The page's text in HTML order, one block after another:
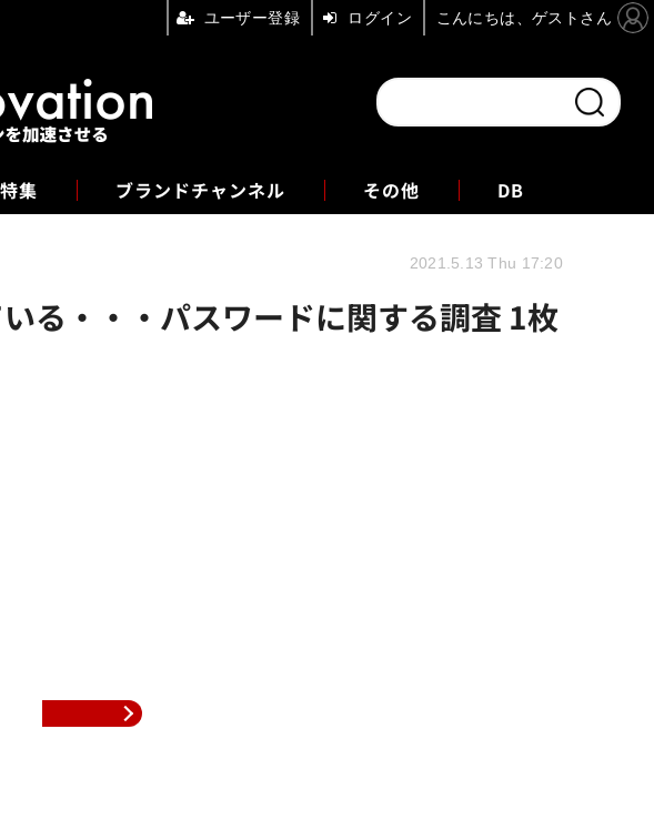
特集 ブランドチャンネル
フォーエム その他 DB
る・・・パスワードに関する調査 1枚
2021.5.13 Thu 17:20
ユーザー登録 ログイン こんにちは、ゲストさん